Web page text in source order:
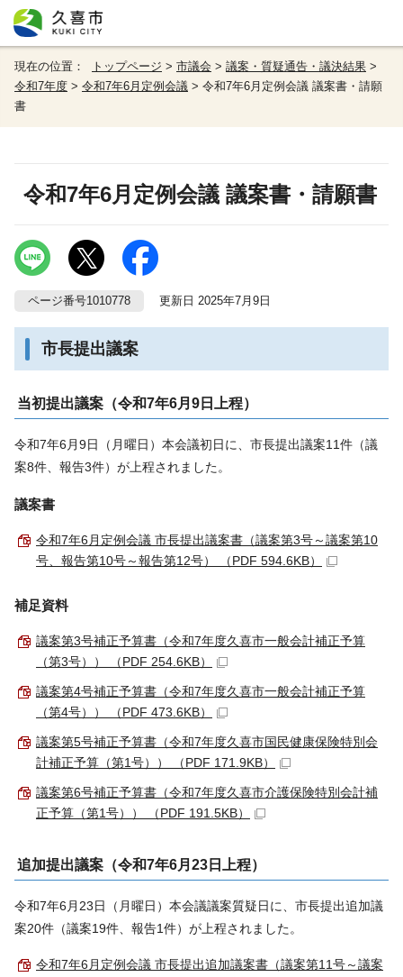
現在の位置： トップページ > 市議会 > 議案・質疑通告・議決結果 >
令和7年度 > 令和7年6月定例会議 > 令和7年6月定例会議 議案書・請願
書
令和7年6月定例会議 議案書・請願書
ページ番号1010778 更新日 2025年7月9日
市長提出議案
当初提出議案（令和7年6月9日上程）
令和7年6月9日（月曜日）本会議初日に、市長提出議案11件（議
案8件、報告3件）が上程されました。
議案書
令和7年6月定例会議 市長提出議案書（議案第3号～議案第10
号、報告第10号～報告第12号） （PDF 594.6KB）
補足資料
議案第3号補正予算書（令和7年度久喜市一般会計補正予算
（第3号）） （PDF 254.6KB）
議案第4号補正予算書（令和7年度久喜市一般会計補正予算
（第4号）） （PDF 473.6KB）
議案第5号補正予算書（令和7年度久喜市国民健康保険特別会
計補正予算（第1号）） （PDF 171.9KB）
議案第6号補正予算書（令和7年度久喜市介護保険特別会計補
正予算（第1号）） （PDF 191.5KB）
追加提出議案（令和7年6月23日上程）
令和7年6月23日（月曜日）本会議議案質疑日に、市長提出追加議
案20件（議案19件、報告1件）が上程されました。
令和7年6月定例会議 市長提出追加議案書（議案第11号～議案